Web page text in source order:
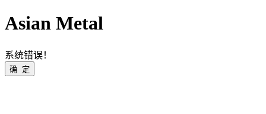
Asian Metal
系统错误！